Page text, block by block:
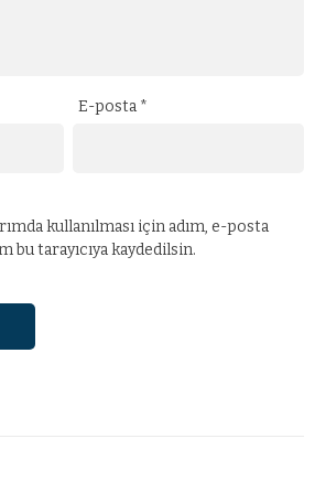
E-posta *
kullanılması için adım, e-posta
bu tarayıcıya kaydedilsin.